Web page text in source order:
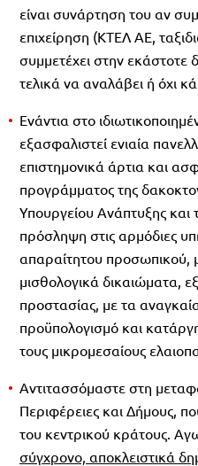
είναι συνάρτηση του αν
επιχείρηση (ΚΤΕΛ ΑΕ,
συμμετέχει στην εκάστοτε
τελικά να αναλάβει ή όχι
Ενάντια στο
εξασφαλιστεί ενιαία
επιστημονικά άρτια και
προγράμματος της
Υπουργείου Ανάπτυξης
πρόσληψη στις αρμόδιες
απαραίτητου προσωπικού,
μισθολογικά δικαιώματα,
προστασίας, με τα
προϋπολογισμό και
τους μικρομεσαίους
Αντιτασσόμαστε στη
Περιφέρειες και Δήμους,
του κεντρικού κράτους.
σύγχρονο, αποκλειστικά